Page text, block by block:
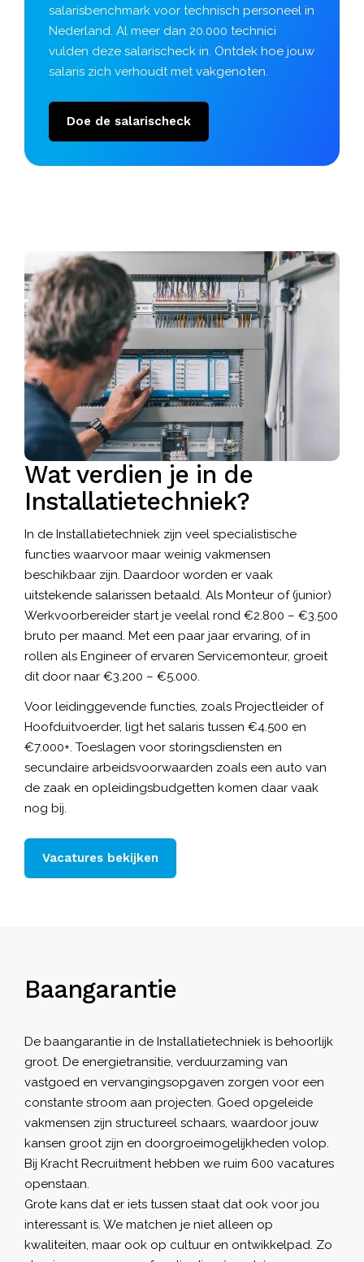
salarisbenchmark voor technisch personeel in
Nederland. Al meer dan 20.000 technici
vulden deze salarischeck in. Ontdek hoe jouw
salaris zich verhoudt met vakgenoten.
Doe de salarischeck
Wat verdien je in de
Installatietechniek?
In de Installatietechniek zijn veel specialistische
functies waarvoor maar weinig vakmensen
beschikbaar zijn. Daardoor worden er vaak
uitstekende salarissen betaald. Als Monteur of (junior)
Werkvoorbereider start je veelal rond €2.800 – €3.500
bruto per maand. Met een paar jaar ervaring, of in
rollen als Engineer of ervaren Servicemonteur, groeit
dit door naar €3.200 – €5.000.
Voor leidinggevende functies, zoals Projectleider of
Hoofduitvoerder, ligt het salaris tussen €4.500 en
€7.000+. Toeslagen voor storingsdiensten en
secundaire arbeidsvoorwaarden zoals een auto van
de zaak en opleidingsbudgetten komen daar vaak
nog bij.
Vacatures bekijken
Baangarantie
De baangarantie in de Installatietechniek is behoorlijk
groot. De energietransitie, verduurzaming van
vastgoed en vervangingsopgaven zorgen voor een
constante stroom aan projecten. Goed opgeleide
vakmensen zijn structureel schaars, waardoor jouw
kansen groot zijn en doorgroeimogelijkheden volop.
Bij Kracht Recruitmenthebben we ruim 600 vacatures
openstaan.
Grote kans dat er iets tussen staat dat ook voor jou
interessant is. We matchen je niet alleen op
kwaliteiten, maar ook op cultuur en ontwikkelpad. Zo